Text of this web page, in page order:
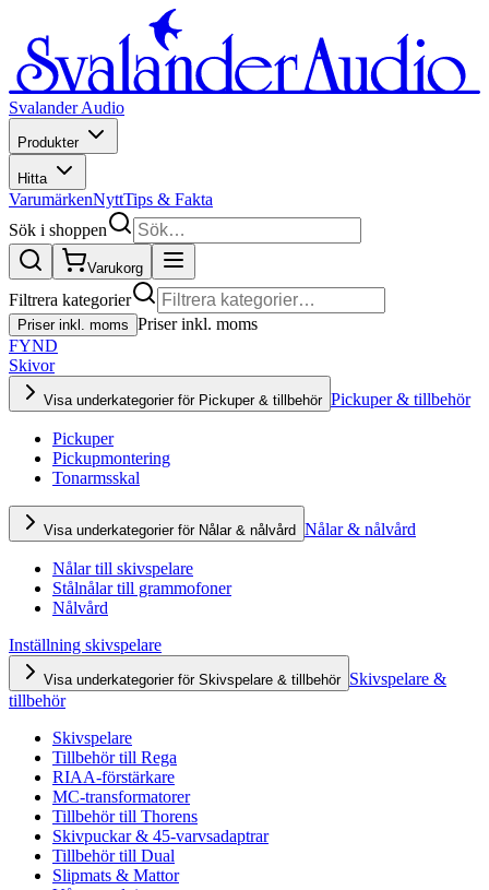
Svalander Audio
Produkter
Hitta
VarumärkenNyttTips & Fakta
Sök i shoppen
Varukorg
Filtrera kategorier
Priser inkl. moms Priser inkl. moms
FYND
Skivor
Visa underkategorier för Pickuper & tillbehör Pickuper & tillbehör
Pickuper
Pickupmontering
Tonarmsskal
Visa underkategorier för Nålar & nålvård Nålar & nålvård
Nålar till skivspelare
Stålnålar till grammofoner
Nålvård
Inställning skivspelare
Visa underkategorier för Skivspelare & tillbehör Skivspelare &
tillbehör
Skivspelare
Tillbehör till Rega
RIAA-förstärkare
MC-transformatorer
Tillbehör till Thorens
Skivpuckar & 45-varvsadaptrar
Tillbehör till Dual
Slipmats & Mattor